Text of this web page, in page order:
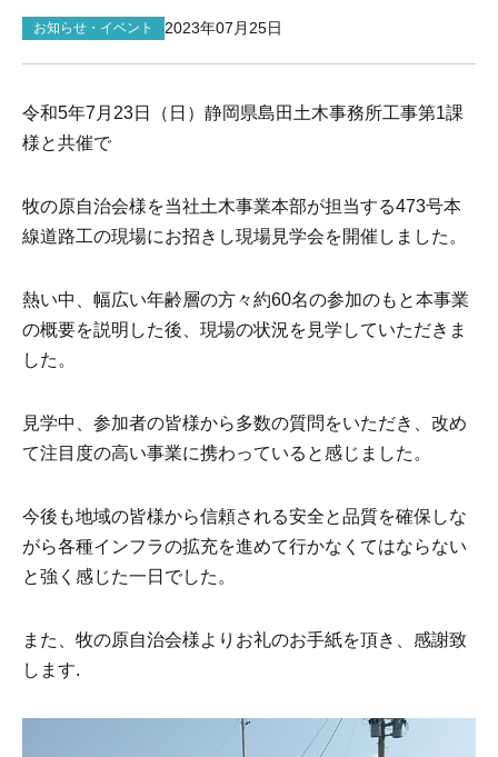
お知らせ・イベント 2023年07月25日
令和5年7 月 23日（日）静岡県島田土木事務所工事第1課
様と共催で
牧の原自治会様を当社土木事業本部が担当する473号本
線道路工の現場にお招きし現場見学会を開催しました。
熱い中、幅広い年齢層の方々約60名の参加のもと本事業
の概要を説明した後、現場の状況を見学していただきま
した。
見学中、参加者の皆様から多数の質問をいただき、改め
て注目度の高い事業に携わっていると感じました。
今後も地域の皆様から信頼される安全と品質を確保しな
がら各種インフラの拡充を進めて行かなくてはならない
と強く感じた一日でした。
また、牧の原自治会様よりお礼のお手紙を頂き、感謝致
します.